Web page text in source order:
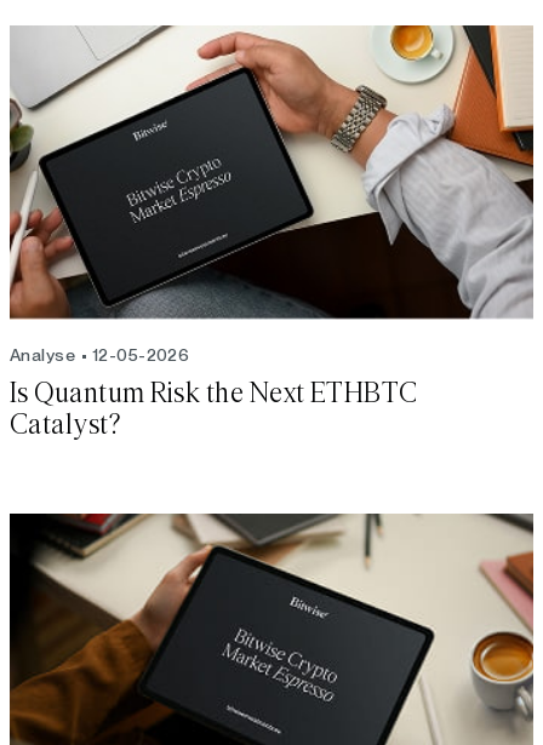
Analyse 12-05-2026
Is Quantum Risk the Next ETHBTC
Catalyst?